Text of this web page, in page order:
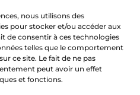
nous utilisons des
pour stocker et/ou accéder aux
de consentir à ces technologies
telles que le comportement
ce site. Le fait de ne pas
peut avoir un effet
et fonctions.